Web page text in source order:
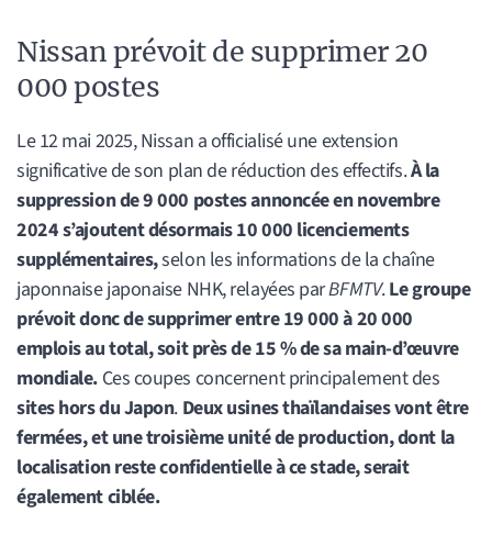
Nissan prévoit de supprimer 20
000 postes
Le 12 mai 2025, Nissan a officialisé une extension
significative de son plan de réduction des effectifs.À la
suppression de 9 000 postes annoncée en novembre
2024 s’ajoutent désormais 10 000 licenciements
supplémentaires,selon les informations de la chaîne
japonnaise japonaise NHK, relayées parBFMTV.Le groupe
prévoit donc de supprimer entre 19 000 à 20 000
emplois au total, soit près de 15 % de sa main-d’œuvre
mondiale. Ces coupes concernent principalement des
sites hors du Japon. Deux usines thaïlandaises vont être
fermées, et une troisième unité de production, dont la
localisation reste confidentielle à ce stade, serait
également ciblée.